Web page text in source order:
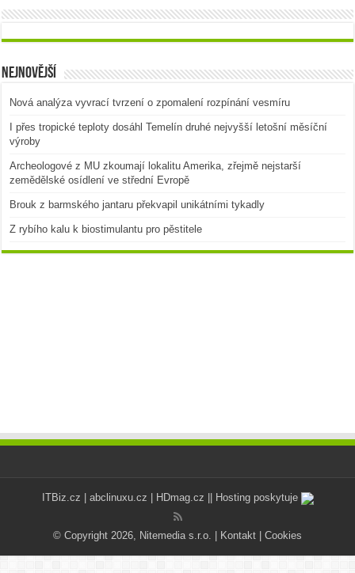
Nejnovější
Nová analýza vyvrací tvrzení o zpomalení rozpínání vesmíru
I přes tropické teploty dosáhl Temelín druhé nejvyšší letošní měsíční
výroby
Archeologové z MU zkoumají lokalitu Amerika, zřejmě nejstarší
zemědělské osídlení ve střední Evropě
Brouk z barmského jantaru překvapil unikátními tykadly
Z rybího kalu k biostimulantu pro pěstitele
ITBiz.cz abclinuxu.cz HDmag.cz || Hosting poskytuje
© Copyright 2026, Nitemedia s.r.o. | Kontakt Cookies